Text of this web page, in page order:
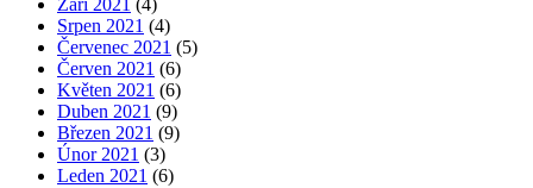
Září 2021 (4)
Srpen 2021 (4)
Červenec 2021 (5)
Červen 2021 (6)
Květen 2021 (6)
Duben 2021 (9)
Březen 2021 (9)
Únor 2021 (3)
Leden 2021 (6)